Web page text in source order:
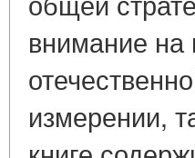
внимание на
измерении,